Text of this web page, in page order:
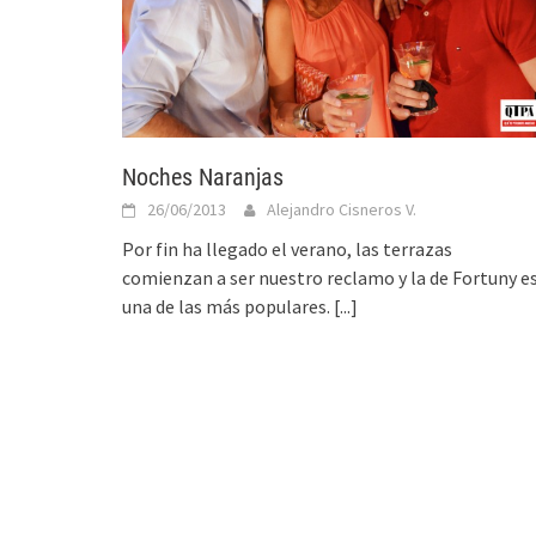
Noches Naranjas
26/06/2013 Alejandro Cisneros V.
Por fin ha llegado el verano, las terrazas
comienzan a ser nuestro reclamo y la de Fortuny
una de las más populares. [...]